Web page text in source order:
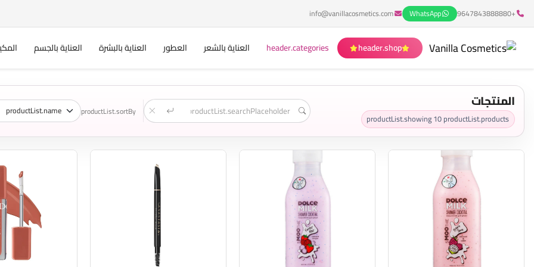
+9647843888880
WhatsApp
info@vanillacosmetics.com
header.shop
header.categories العناية بالشعر العطور العناية بالبشرة العناية بالجسم
المنتجات
productList.showing10productList.products
productList.sortBy